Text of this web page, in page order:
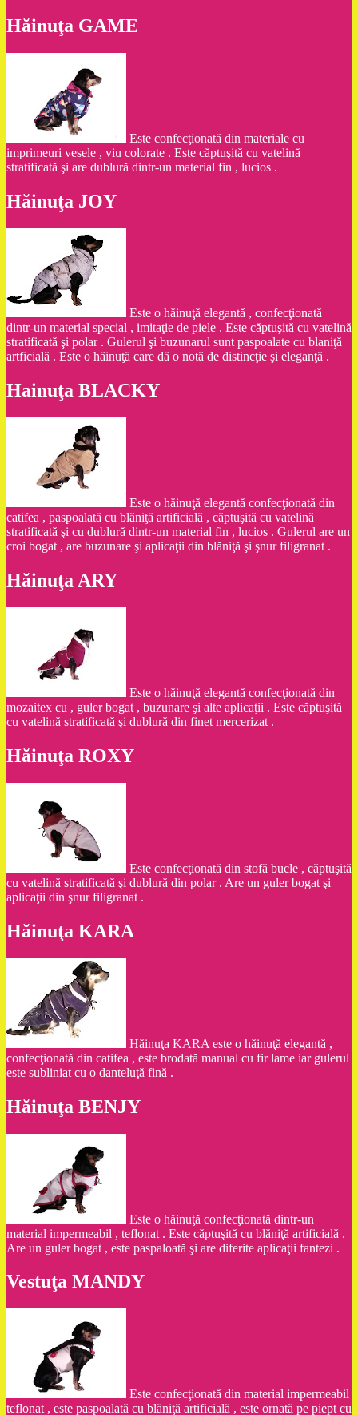
Hăinuţa GAME
Este confecţionată din materiale cu
imprimeuri vesele , viu colorate . Este căptuşită cu vatelină
stratificată şi are dublură dintr-un material fin , lucios .
Hăinuţa JOY
Este o hăinuţă elegantă , confecţionată
dintr-un material special , imitaţie de piele . Este căptuşită cu vatelină
stratificată şi polar . Gulerul şi buzunarul sunt paspoalate cu blaniţă
artficială . Este o hăinuţă care dă o notă de distincţie şi eleganţă .
Hainuţa BLACKY
Este o hăinuţă elegantă confecţionată din
catifea , paspoalată cu blăniţă artificială , căptuşită cu vatelină
stratificată şi cu dublură dintr-un material fin , lucios . Gulerul are un
croi bogat , are buzunare şi aplicaţii din blăniţă şi şnur filigranat .
Hăinuţa ARY
Este o hăinuţă elegantă confecţionată din
mozaitex cu , guler bogat , buzunare şi alte aplicaţii . Este căptuşită
cu vatelină stratificată şi dublură din finet mercerizat .
Hăinuţa ROXY
Este confecţionată din stofă bucle , căptuşită
cu vatelină stratificată şi dublură din polar . Are un guler bogat şi
aplicaţii din şnur filigranat .
Hăinuţa KARA
Hăinuţa KARA este o hăinuţă elegantă ,
confecţionată din catifea , este brodată manual cu fir lame iar gulerul
este subliniat cu o danteluţă fină .
Hăinuţa BENJY
Este o hăinuţă confecţionată dintr-un
material impermeabil , teflonat . Este căptuşită cu blăniţă artificială .
Are un guler bogat , este paspaloată şi are diferite aplicaţii fantezi .
Vestuţa MANDY
Este confecţionată din material impermeabil
teflonat , este paspoalată cu blăniţă artificială , este ornată pe piept cu